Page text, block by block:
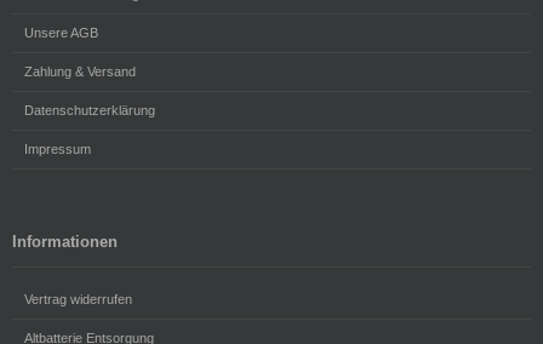
Unsere AGB
Zahlung & Versand
Datenschutzerklärung
Impressum
Informationen
Vertrag widerrufen
Altbatterie Entsorgung